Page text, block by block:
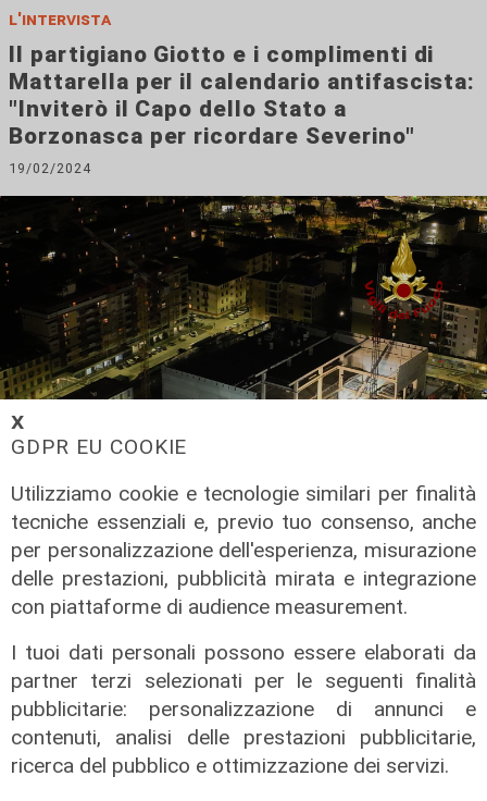
𝗫
GDPR EU COOKIE
Utilizziamo cookie e tecnologie similari per finalità
tecniche essenziali e, previo tuo consenso, anche
per personalizzazione dell'esperienza, misurazione
delle prestazioni, pubblicità mirata e integrazione
con piattaforme di audience measurement.
I tuoi dati personali possono essere elaborati da
partner terzi selezionati per le seguenti finalità
pubblicitarie: personalizzazione di annunci e
contenuti, analisi delle prestazioni pubblicitarie,
ricerca del pubblico e ottimizzazione dei servizi.
l'intervista
Il partigiano Giotto e i complimenti di
Mattarella per il calendario antifascista:
"Inviterò il Capo dello Stato a
Borzonasca per ricordare Severino"
19/02/2024
la storia
Cantiere crollato a Firenze, lo choc dei
soccorritori: "Tante macerie quante per
il Ponte Morandi"
16/02/2024